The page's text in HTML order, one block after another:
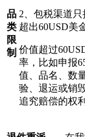
品
类
限
制
2、包税渠道
超出60USD美
价值超过
率，比如申报
值、品名、数
验、退运或销
追究赔偿的权利